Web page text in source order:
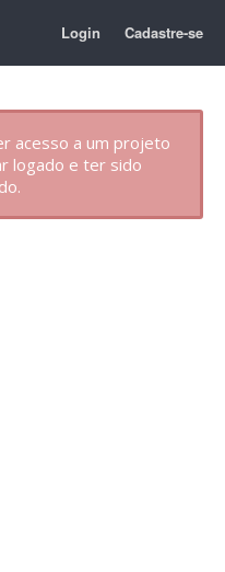
Login Cadastre-se
acesso a um projeto
logado e ter sido